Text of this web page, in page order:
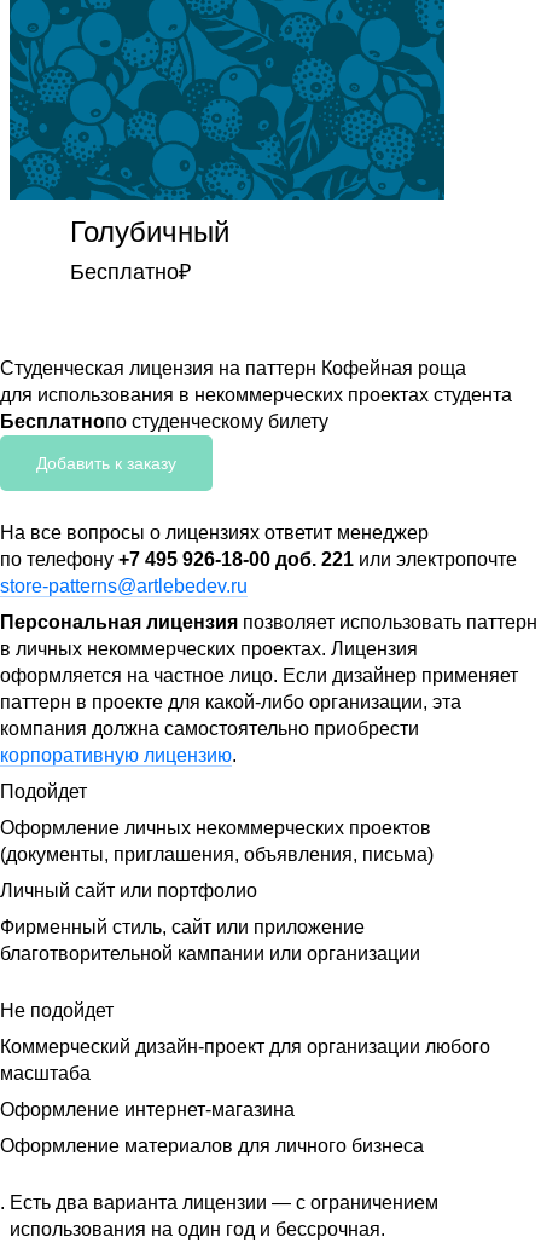
Голубичный
Бесплатно₽
Студенческая лицензия на паттерн Кофейная роща
для использования в некоммерческих проектах студента
Бесплатнопо студенческому билету
Добавить к заказу
На все вопросы о лицензиях ответит менеджер
по телефону +7 495 926-18-00 доб. 221 или электропочте
store-patterns@artlebedev.ru
Персональная лицензия позволяет использовать паттерн
в личных некоммерческих проектах. Лицензия
оформляется на частное лицо. Если дизайнер применяет
паттерн в проекте для какой-либо организации, эта
компания должна самостоятельно приобрести
корпоративную лицензию.
Подойдет
Оформление личных некоммерческих проектов
(документы, приглашения, объявления, письма)
Личный сайт или портфолио
Фирменный стиль, сайт или приложение
благотворительной кампании или организации
Не подойдет
Коммерческий дизайн-проект для организации любого
масштаба
Оформление интернет-магазина
Оформление материалов для личного бизнеса
Есть два варианта лицензии — с ограничением
использования на один год и бессрочная.